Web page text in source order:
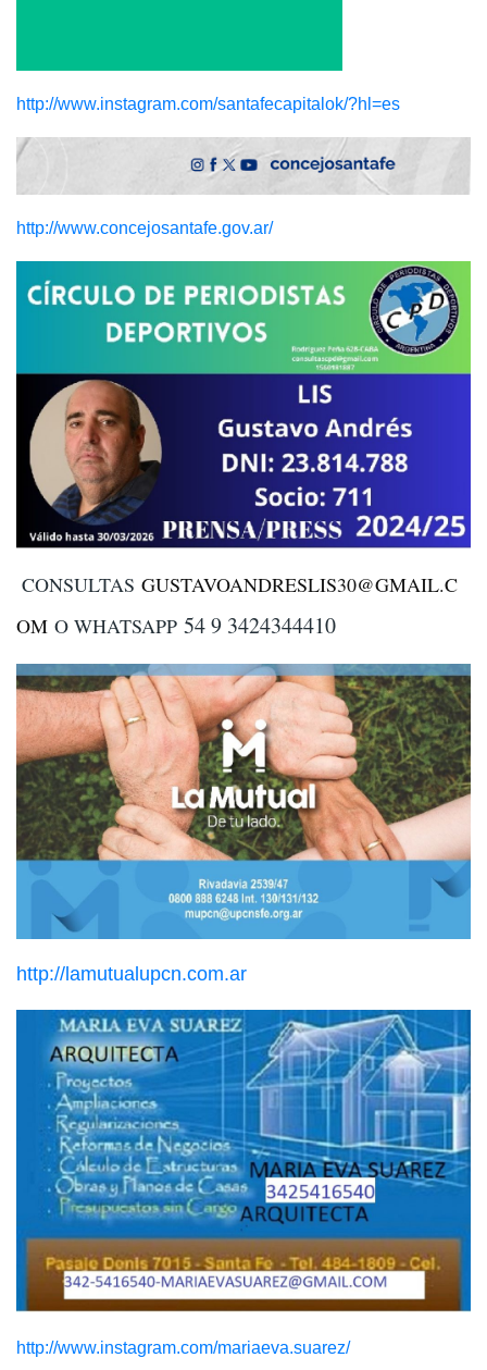
http://www.instagram.com/santafecapitalok/?hl=es
http://www.concejosantafe.gov.ar/
CONSULTAS GUSTAVOANDRESLIS30@GMAIL.C
OM O WHATSAPP 54 9 3424344410
http://lamutualupcn.com.ar
http://www.instagram.com/mariaeva.suarez/